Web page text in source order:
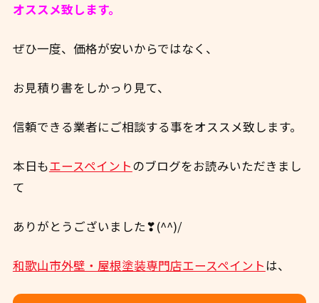
オススメ致します。
ぜひ一度、価格が安いからではなく、
お見積り書をしかっり見て、
信頼できる業者にご相談する事をオススメ致します。
本日もエースペイントのブログをお読みいただきまし
て
ありがとうございました❣(^^)/
和歌山市外壁・屋根塗装専門店エースペイント は、